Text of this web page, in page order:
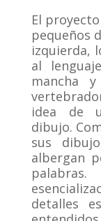
El
pequeños
izquierda,
al
mancha
idea de
dibujo.
sus
albergan
detalles